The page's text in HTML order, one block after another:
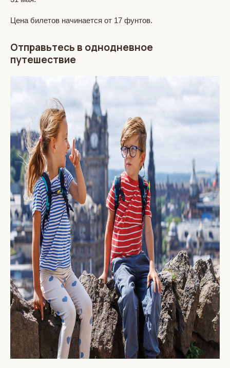
Цена билетов начинается от 17 фунтов.
Отправьтесь в однодневное
путешествие